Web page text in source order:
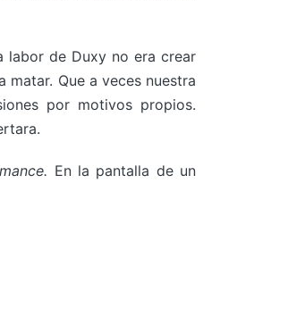
labor de Duxy no era crear
Que a veces nuestra
por motivos propios.
En la pantalla de un